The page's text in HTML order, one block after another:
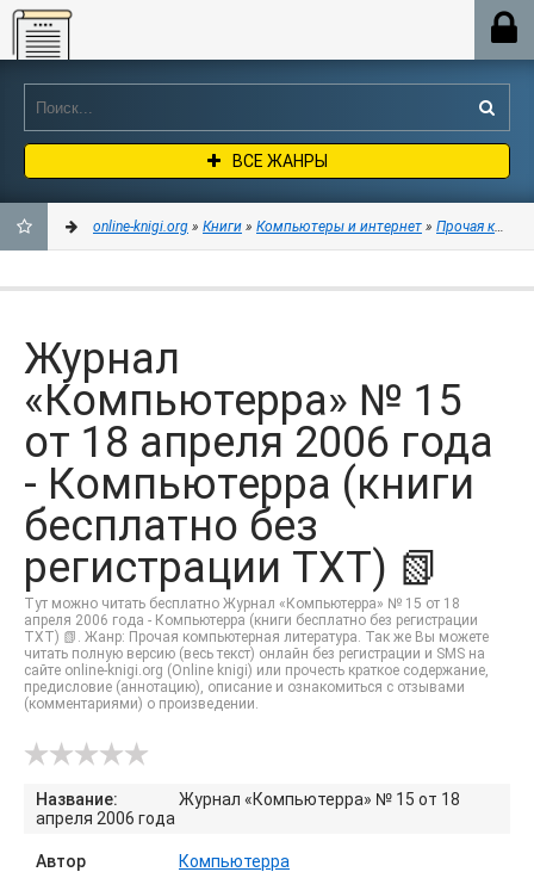
Online-knigi.org
ВСЕ ЖАНРЫ
ЗАКЛАДКИ
online-knigi.org » Книги » Компьютеры и интернет » Прочая
Журнал
«Компьютерра» № 15
от 18 апреля 2006 года
- Компьютерра (книги
бесплатно без
регистрации TXT) 📗
Тут можно читать бесплатно Журнал «Компьютерра» № 15 от 18
апреля 2006 года - Компьютерра (книги бесплатно без регистрации
TXT) 📗. Жанр: Прочая компьютерная литература. Так же Вы можете
читать полную версию (весь текст) онлайн без регистрации и SMS на
сайте online-knigi.org (Online knigi) или прочесть краткое содержание,
предисловие (аннотацию), описание и ознакомиться с отзывами
(комментариями) о произведении.
Название:
Журнал «Компьютерра» № 15 от 18
апреля 2006 года
Автор Компьютерра